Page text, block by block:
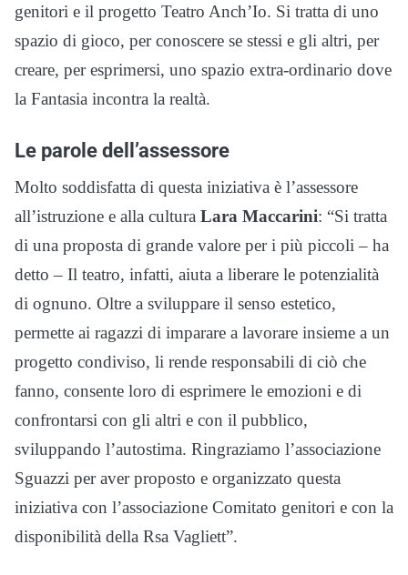
genitori e il progetto Teatro Anch’Io. Si tratta di uno
spazio di gioco, per conoscere se stessi e gli altri, per
creare, per esprimersi, uno spazio extra-ordinario dove
la Fantasia incontra la realtà.
Le parole dell’assessore
Molto soddisfatta di questa iniziativa è l’assessore
all’istruzione e alla cultura Lara Maccarini: “Si tratta
di una proposta di grande valore per i più piccoli – ha
detto – Il teatro, infatti, aiuta a liberare le potenzialità
di ognuno. Oltre a sviluppare il senso estetico,
permette ai ragazzi di imparare a lavorare insieme a un
progetto condiviso, li rende responsabili di ciò che
fanno, consente loro di esprimere le emozioni e di
confrontarsi con gli altri e con il pubblico,
sviluppando l’autostima. Ringraziamo l’associazione
Sguazzi per aver proposto e organizzato questa
iniziativa con l’associazione Comitato genitori e con la
disponibilità della Rsa Vagliett”.